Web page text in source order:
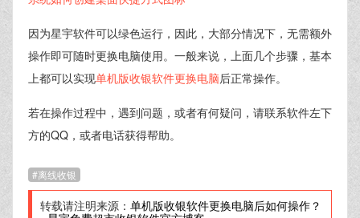
创建快捷方式
系统如何创建桌面快捷方式图标
因为星宇软件可以绿色运行，因此，大部分情况下，无需额外